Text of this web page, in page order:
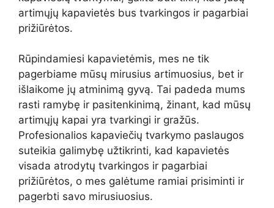
artimųjų kapavietės bus tvarkingos ir pagarbiai
prižiūrėtos.
Rūpindamiesi kapavietėmis, mes ne tik
pagerbiame mūsų mirusius artimuosius, bet ir
išlaikome jų atminimą gyvą. Tai padeda mums
rasti ramybę ir pasitenkinimą, žinant, kad mūsų
artimųjų kapai yra tvarkingi ir gražūs.
Profesionalios kapaviečių tvarkymo paslaugos
suteikia galimybę užtikrinti, kad kapavietės
visada atrodytų tvarkingos ir pagarbiai
prižiūrėtos, o mes galėtume ramiai prisiminti ir
pagerbti savo mirusiuosius.